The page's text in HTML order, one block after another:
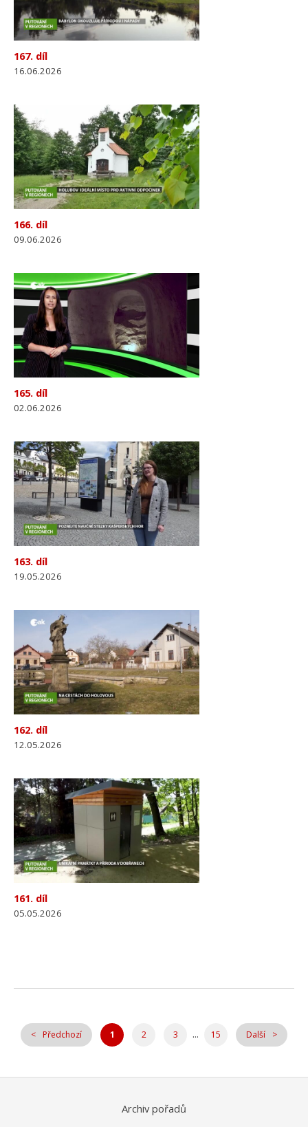
167. díl
16.06.2026
166. díl
09.06.2026
165. díl
02.06.2026
163. díl
19.05.2026
162. díl
12.05.2026
161. díl
05.05.2026
Předchozí 1 2 3 ... 15 Další
Archiv pořadů